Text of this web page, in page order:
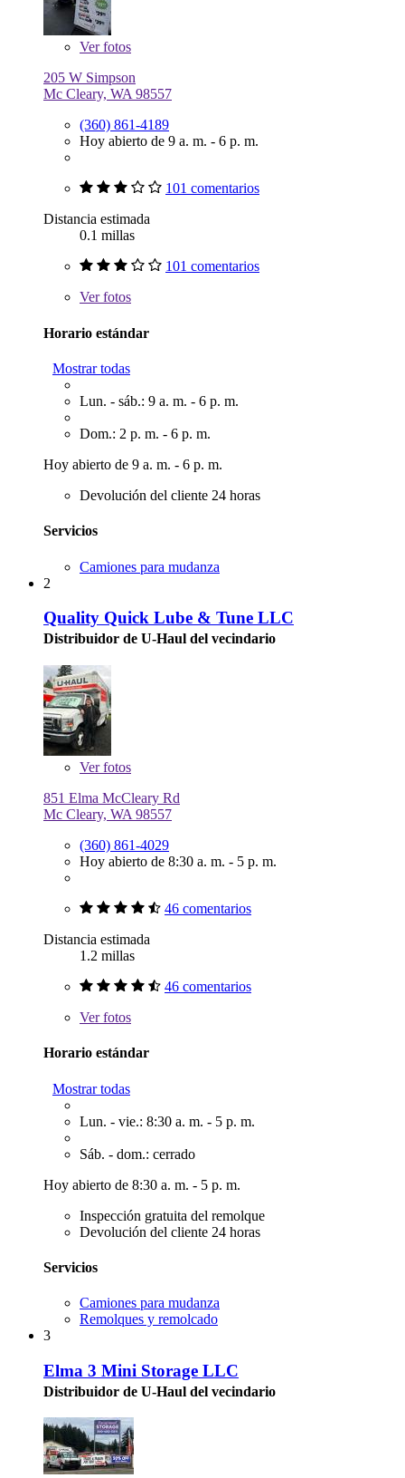
Verfotos
205 W Simpson
Mc Cleary, WA 98557
(360) 861-4189
Hoy abierto de 9 a. m. - 6 p. m.
101 comentarios
Distancia estimada
0.1 millas
101 comentarios
Verfotos
Horario estándar
Mostrar todas
Lun. - sáb.: 9 a. m. - 6 p. m.
Dom.: 2 p. m. - 6 p. m.
Hoy abierto de 9 a. m. - 6 p. m.
Devolución del cliente 24 horas
Servicios
Camiones para mudanza
2
Quality Quick Lube & Tune LLC
Distribuidor de U-Haul del vecindario
Verfotos
851 Elma McCleary Rd
Mc Cleary, WA 98557
(360) 861-4029
Hoy abierto de 8:30 a. m. - 5 p. m.
46 comentarios
Distancia estimada
1.2 millas
46 comentarios
Verfotos
Horario estándar
Mostrar todas
Lun. - vie.: 8:30 a. m. - 5 p. m.
Sáb. - dom.: cerrado
Hoy abierto de 8:30 a. m. - 5 p. m.
Inspección gratuita del remolque
Devolución del cliente 24 horas
Servicios
Camiones para mudanza
Remolques y remolcado
3
Elma 3 Mini Storage LLC
Distribuidor de U-Haul del vecindario